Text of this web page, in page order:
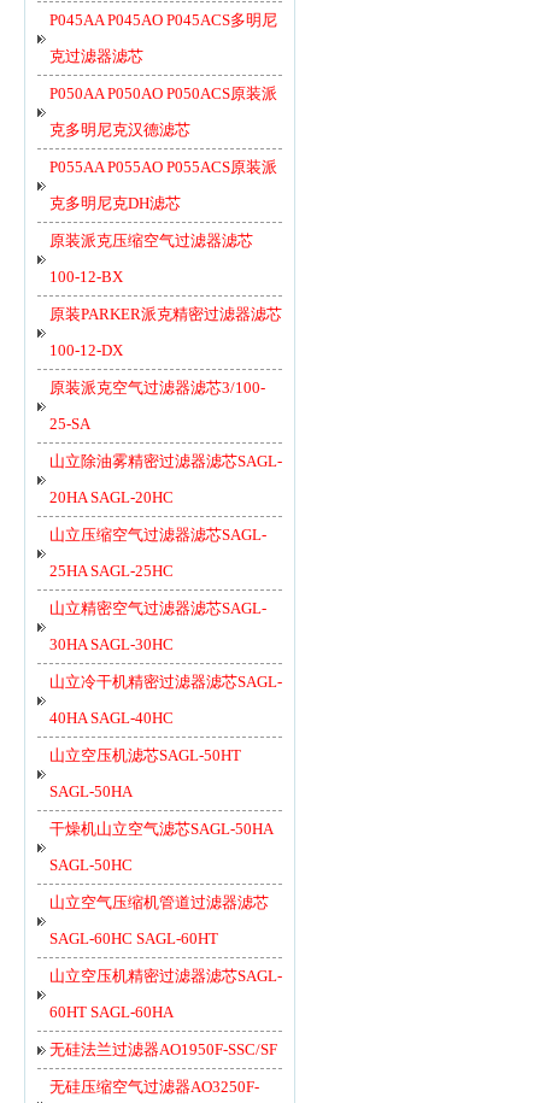
P045AA P045AO P045ACS多明尼
克过滤器滤芯
P050AA P050AO P050ACS原装派
克多明尼克汉德滤芯
P055AA P055AO P055ACS原装派
克多明尼克DH滤芯
原装派克压缩空气过滤器滤芯
100-12-BX
原装PARKER派克精密过滤器滤芯
100-12-DX
原装派克空气过滤器滤芯3/100-
25-SA
山立除油雾精密过滤器滤芯SAGL-
20HA SAGL-20HC
山立压缩空气过滤器滤芯SAGL-
25HA SAGL-25HC
山立精密空气过滤器滤芯SAGL-
30HA SAGL-30HC
山立冷干机精密过滤器滤芯SAGL-
40HA SAGL-40HC
山立空压机滤芯SAGL-50HT
SAGL-50HA
干燥机山立空气滤芯SAGL-50HA
SAGL-50HC
山立空气压缩机管道过滤器滤芯
SAGL-60HC SAGL-60HT
山立空压机精密过滤器滤芯SAGL-
60HT SAGL-60HA
无硅法兰过滤器AO1950F-SSC/SF
无硅压缩空气过滤器AO3250F-